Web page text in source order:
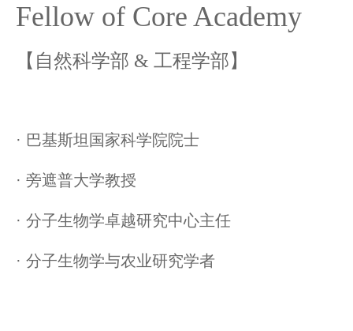
Fellow of Core Academy
【自然科学部 & 工程学部】
· 巴基斯坦国家科学院院士
· 旁遮普大学教授
· 分子生物学卓越研究中心主任
· 分子生物学与农业研究学者